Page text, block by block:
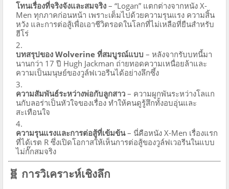
โทนเรื่องที่จริงจังและสมจริง – “Logan” แตกต่างจากหนัง X-
Men ทุกภาคก่อนหน้า เพราะเต็มไปด้วยความรุนแรง ความสิ้น
หวัง และการต่อสู้เพื่อเอาชีวิตรอดในโลกที่ไม่เหลือที่ยืนสำหรับ
ฮีโร่
บทสรุปของ Wolverine ที่สมบูรณ์แบบ – หลังจากรับบทนี้มา
นานกว่า 17 ปี Hugh Jackman ถ่ายทอดความเหนื่อยล้าและ
ความเป็นมนุษย์ของวูล์ฟเวอรีนได้อย่างลึกซึ้ง
ความสัมพันธ์ระหว่างพ่อกับลูกสาว – ความผูกพันระหว่างโลแก
นกับลอร่าเป็นหัวใจของเรื่อง ทำให้คนดูรู้สึกทั้งอบอุ่นและ
สะเทือนใจ
ความรุนแรงและการต่อสู้ที่เข้มข้น– นี่คือหนัง X-Men เรื่องแรก
ที่ได้เรต R ซึ่งเปิดโอกาสให้เห็นการต่อสู้ของวูล์ฟเวอรีนในแบบ
ไม่กั๊กสมจริง
🧬 การวิเคราะห์เชิงลึก